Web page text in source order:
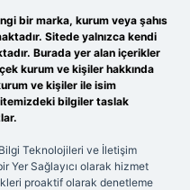
bir marka, kurum veya şahıs
Sitede yalnızca kendi
Burada yer alan içerikler
kurum ve kişiler hakkında
ve kişiler ile isim
bilgiler taslak
Teknolojileri ve İletişim
Yer Sağlayıcı olarak hizmet
proaktif olarak denetleme